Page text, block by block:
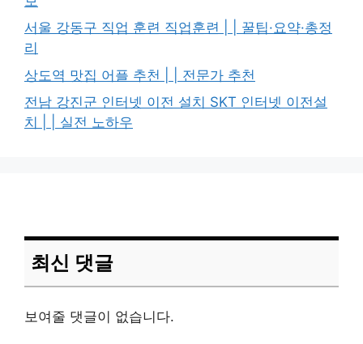
서울 강동구 직업 훈련 직업훈련 | | 꿀팁·요약·총정
리
상도역 맛집 어플 추천 | | 전문가 추천
전남 강진군 인터넷 이전 설치 SKT 인터넷 이전설
치 | | 실전 노하우
최신 댓글
보여줄 댓글이 없습니다.